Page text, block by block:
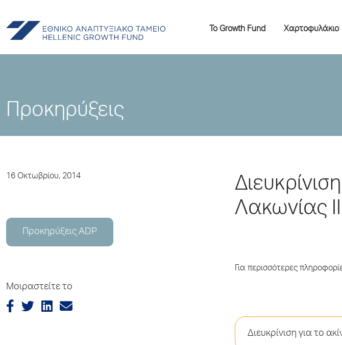
Το Growth Fund Χαρτοφυλάκιο
Προκηρύξεις
16 Οκτωβρίου, 2014
Προκηρύξεις ADP
Μοιραστείτε το
Λακωνίας II
Για περισσότερες
Διευκρίνιση για το